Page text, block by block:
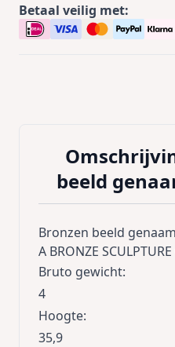
Betaal veilig met:
beeld
Bronzen beeld
A BRONZE
Bruto gewicht:
4
Hoogte:
35,9